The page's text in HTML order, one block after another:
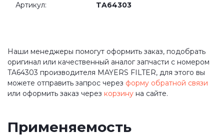
Артикул: TA64303
Наши менеджеры помогут оформить заказ, подобрать
оригинал или качественный аналог запчасти с номером
TA64303 производителя MAYERS FILTER, для этого вы
можете отправить запрос через форму обратной связи
или оформить заказ через корзину на сайте.
Применяемость